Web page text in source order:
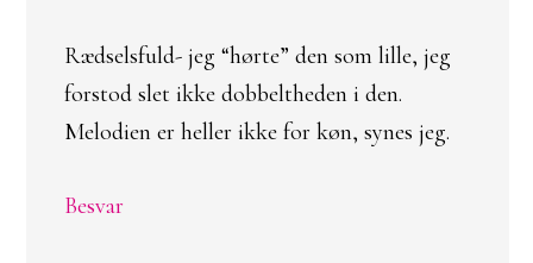
Rædselsfuld- jeg “hørte” den som lille, jeg
forstod slet ikke dobbeltheden i den.
Melodien er heller ikke for køn, synes jeg.
Besvar